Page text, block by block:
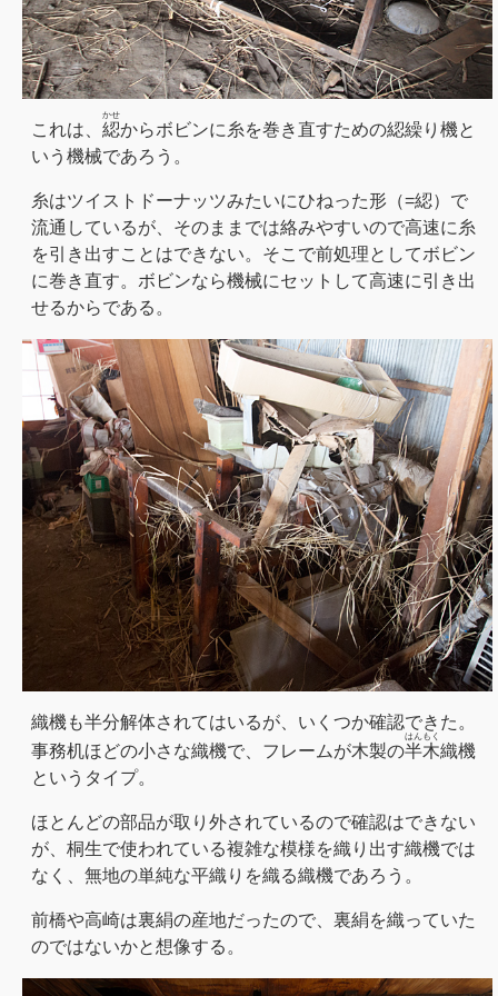
これは、 綛
かせ
からボビンに糸を巻き直すための綛繰り機と
いう機械であろう。
糸はツイストドーナッツみたいにひねった形（=綛）で
流通しているが、そのままでは絡みやすいので高速に糸
を引き出すことはできない。そこで前処理としてボビン
に巻き直す。ボビンなら機械にセットして高速に引き出
せるからである。
織機も半分解体されてはいるが、いくつか確認できた。
事務机ほどの小さな織機で、フレームが木製の半木
はんもく
織機
というタイプ。
ほとんどの部品が取り外されているので確認はできない
が、桐生で使われている複雑な模様を織り出す織機では
なく、無地の単純な平織りを織る織機であろう。
前橋や高崎は裏絹の産地だったので、裏絹を織っていた
のではないかと想像する。